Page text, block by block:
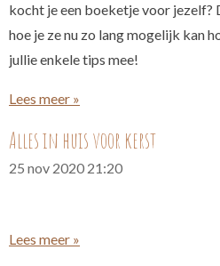
kocht je een boeketje voor jezelf?
hoe je ze nu zo lang mogelijk kan
jullie enkele tips mee!
Lees meer »
Alles in huis voor kerst
25 nov 2020 21:20
Lees meer »